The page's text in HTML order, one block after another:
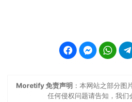
Moretify 免责声明 ：本网站之部分图
任何侵权问题请告知，我们